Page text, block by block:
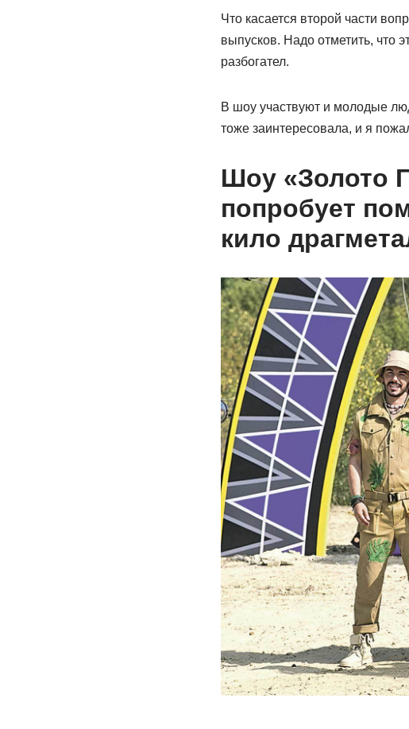
Что касается второй части
выпусков. Надо отметить, что
разбогател.
В шоу участвуют и молодые
тоже заинтересовала, и я
Шоу «Золото
попробует
кило